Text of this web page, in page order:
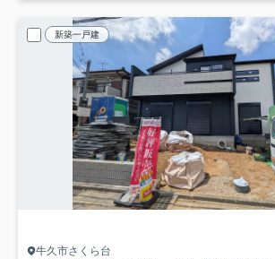
新築一戸建
牛久市さくら台